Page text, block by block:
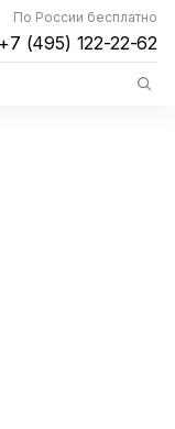
По России бесплатно
+7 (495) 122-22-62